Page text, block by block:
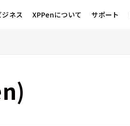
ジネス XPPenについて サポート